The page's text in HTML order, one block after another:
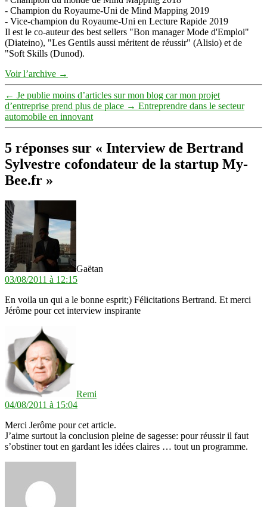
- Champion du Royaume-Uni de Mind Mapping 2019
- Vice-champion du Royaume-Uni en Lecture Rapide 2019
Il est le co-auteur des best sellers "Bon manager Mode d'Emploi"
(Diateino), "Les Gentils aussi méritent de réussir" (Alisio) et de
"Soft Skills (Dunod).
Voir l’archive →
← Je publie moins d’articles sur mon blog car mon projet
d’entreprise prend plus de place → Entreprendre dans le secteur
automobile en innovant
5 réponses sur « Interview de Bertrand
Sylvestre cofondateur de la startup My-
Bee.fr »
Gaëtan
03/08/2011 à 12:15
En voila un qui a le bonne esprit;) Félicitations Bertrand. Et merci
Jérôme pour cet interview inspirante
Remi
04/08/2011 à 15:04
Merci Jerôme pour cet article.
J’aime surtout la conclusion pleine de sagesse: pour réussir il faut
s’obstiner tout en gardant les idées claires … tout un programme.